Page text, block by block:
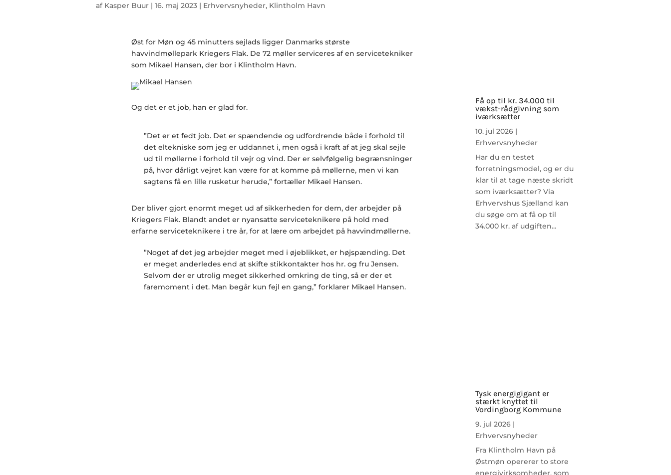
af Kasper Buur | 16. maj 2023 | Erhvervsnyheder, Klintholm Havn
Øst for Møn og 45 minutters sejlads ligger Danmarks største
havvindmøllepark Kriegers Flak. De 72 møller serviceres af en servicetekniker
som Mikael Hansen, der bor i Klintholm Havn.
Og det er et job, han er glad for.
”Det er et fedt job. Det er spændende og udfordrende både i forhold til
det eltekniske som jeg er uddannet i, men også i kraft af at jeg skal sejle
ud til møllerne i forhold til vejr og vind. Der er selvfølgelig begrænsninger
på, hvor dårligt vejret kan være for at komme på møllerne, men vi kan
sagtens få en lille rusketur herude,” fortæller Mikael Hansen.
Der bliver gjort enormt meget ud af sikkerheden for dem, der arbejder på
Kriegers Flak. Blandt andet er nyansatte serviceteknikere på hold med
erfarne serviceteknikere i tre år, for at lære om arbejdet på havvindmøllerne.
”Noget af det jeg arbejder meget med i øjeblikket, er højspænding. Det
er meget anderledes end at skifte stikkontakter hos hr. og fru Jensen.
Selvom der er utrolig meget sikkerhed omkring de ting, så er der et
faremoment i det. Man begår kun fejl en gang,” forklarer Mikael Hansen.
Få op til kr. 34.000 til
vækst-rådgivning som
iværksætter
10. jul 2026|
Erhvervsnyheder
Har du en testet
forretningsmodel, og er du
klar til at tage næste skridt
som iværksætter? Via
Erhvervshus Sjælland kan
du søge om at få op til
34.000 kr. af udgiften...
Tysk energigigant er
stærkt knyttet til
Vordingborg Kommune
9. jul 2026|
Erhvervsnyheder
Fra Klintholm Havn på
Østmøn opererer to store
energivirksomheder, som